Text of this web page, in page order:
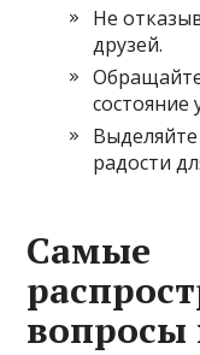
Не
друзей.
состояние
радости
Самые